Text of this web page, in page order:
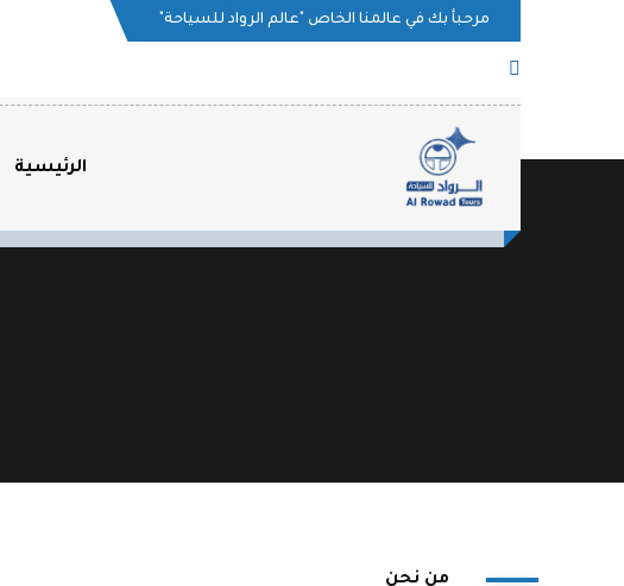
مرحبأ بك في عالمنا الخاص "عالم الرواد للسياحة"
الرئيسية
من نحن